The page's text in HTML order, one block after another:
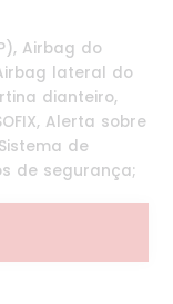
Airbag do
lateral do
dianteiro,
Alerta sobre
de
de segurança;